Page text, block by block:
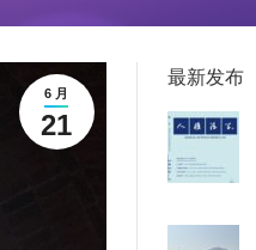
6 月
21
最新发布